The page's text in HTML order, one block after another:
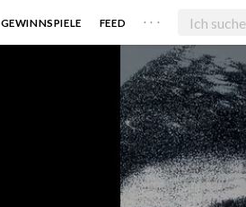
GEWINNSPIELE FEED . . .